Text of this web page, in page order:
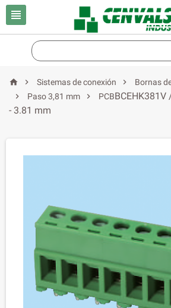

  Sistemas de conexión  Bornas

Paso 3,81 mm  PCB
- 3.81 mm